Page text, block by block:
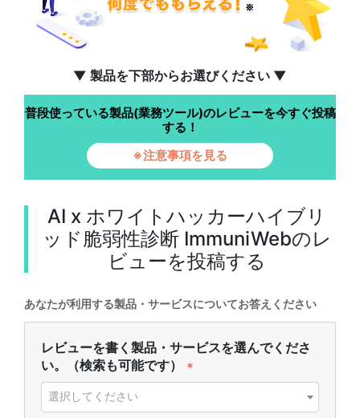
▼ 製品を下部からお選びください ▼
普段使っている製品(業務ツール)のレビューを今すぐ投稿
する！
※注意事項を見る
AI x ホワイトハッカーハイブリ
ッド脆弱性診断 ImmuniWebのレ
ビューを投稿する
あなたが利用する製品・サービスについてお答えください
レビューを書く製品・サービスを選んでくださ
い。（検索も可能です）
*
選択してください